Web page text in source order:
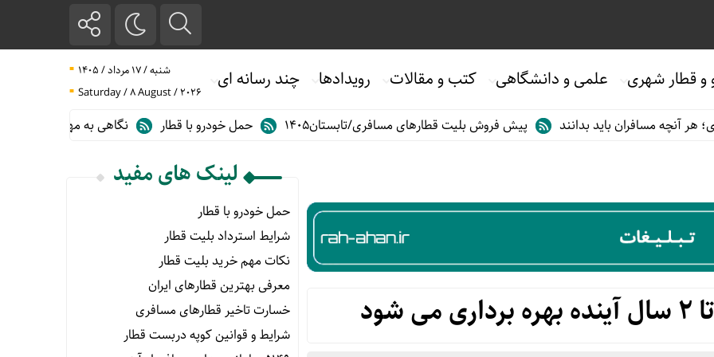
و قطار شهری علمی و دانشگاهی کتب و مقالات رویدادها چند رسانه ای
شنبه / ۱۷ مرداد / ۱۴۰۵
Saturday / 8 August / 2026
باید بدانند پیش فروش بلیت قطارهای مسافری/تابستان۱۴۰۵ حمل خودرو با قطار
نگاهی به مهم ترین آمارهای حمل و نقل ریلی
لینک های مفید
حمل خودرو با قطار
شرایط استرداد بلیت قطار
نکات مهم خرید بلیت قطار
معرفی بهترین قطارهای ایران
خسارت تاخیر قطارهای مسافری
شرایط و قوانین کوپه دربست قطار